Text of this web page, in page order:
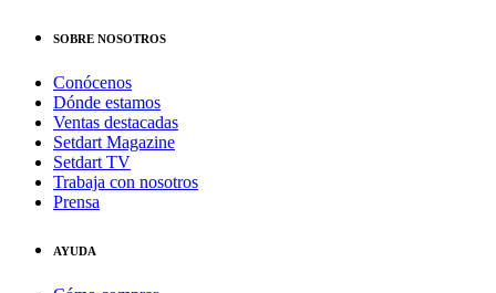
SOBRE NOSOTROS
Conócenos
Dónde estamos
Ventas destacadas
Setdart Magazine
Setdart TV
Trabaja con nosotros
Prensa
AYUDA